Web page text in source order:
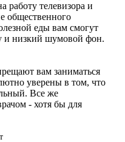
работу телевизора и
общественного
еды вам смогут
и низкий шумовой фон.
вам заниматься
уверены в том, что
Все же
- хотя бы для